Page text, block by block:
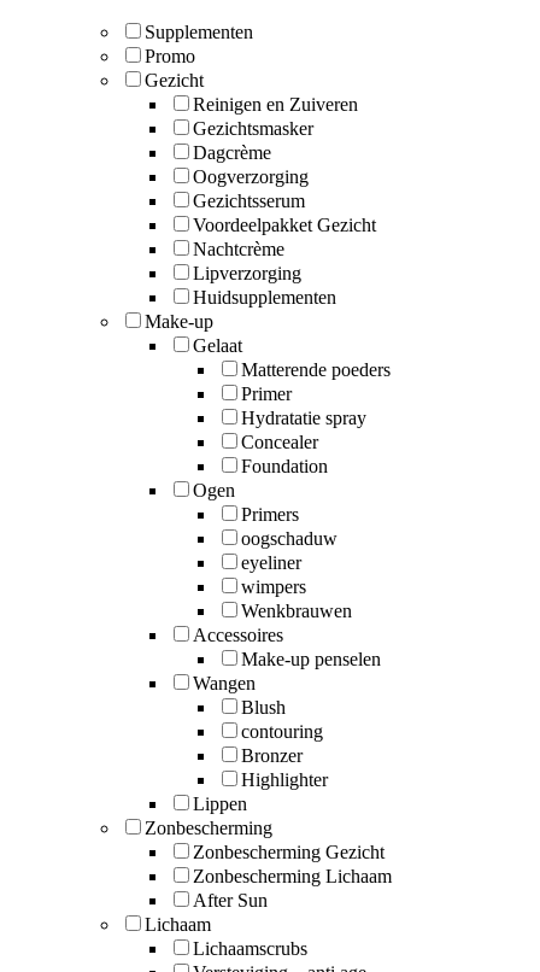
Supplementen
Promo
Gezicht
Reinigen en Zuiveren
Gezichtsmasker
Dagcrème
Oogverzorging
Gezichtsserum
Voordeelpakket Gezicht
Nachtcrème
Lipverzorging
Huidsupplementen
Make-up
Gelaat
Matterende poeders
Primer
Hydratatie spray
Concealer
Foundation
Ogen
Primers
oogschaduw
eyeliner
wimpers
Wenkbrauwen
Accessoires
Make-up penselen
Wangen
Blush
contouring
Bronzer
Highlighter
Lippen
Zonbescherming
Zonbescherming Gezicht
Zonbescherming Lichaam
After Sun
Lichaam
Lichaamscrubs